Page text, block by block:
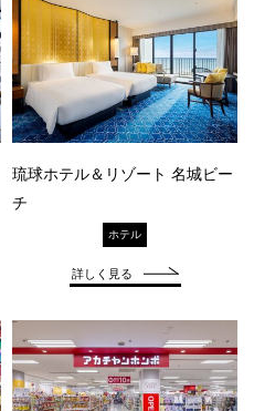
琉球ホテル＆リゾート 名城ビー
チ
ホテル
詳しく見る